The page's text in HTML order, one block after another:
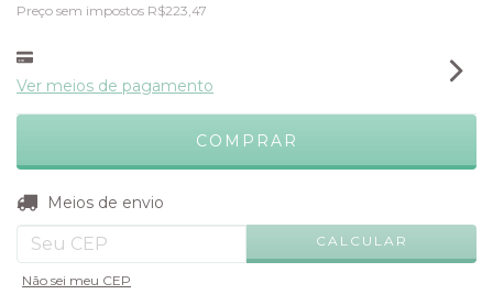
Preço sem impostos R$223,47
Ver meios de pagamento
Entregas para o CEP:
Meios de envio
CALCULAR
Não sei meu CEP